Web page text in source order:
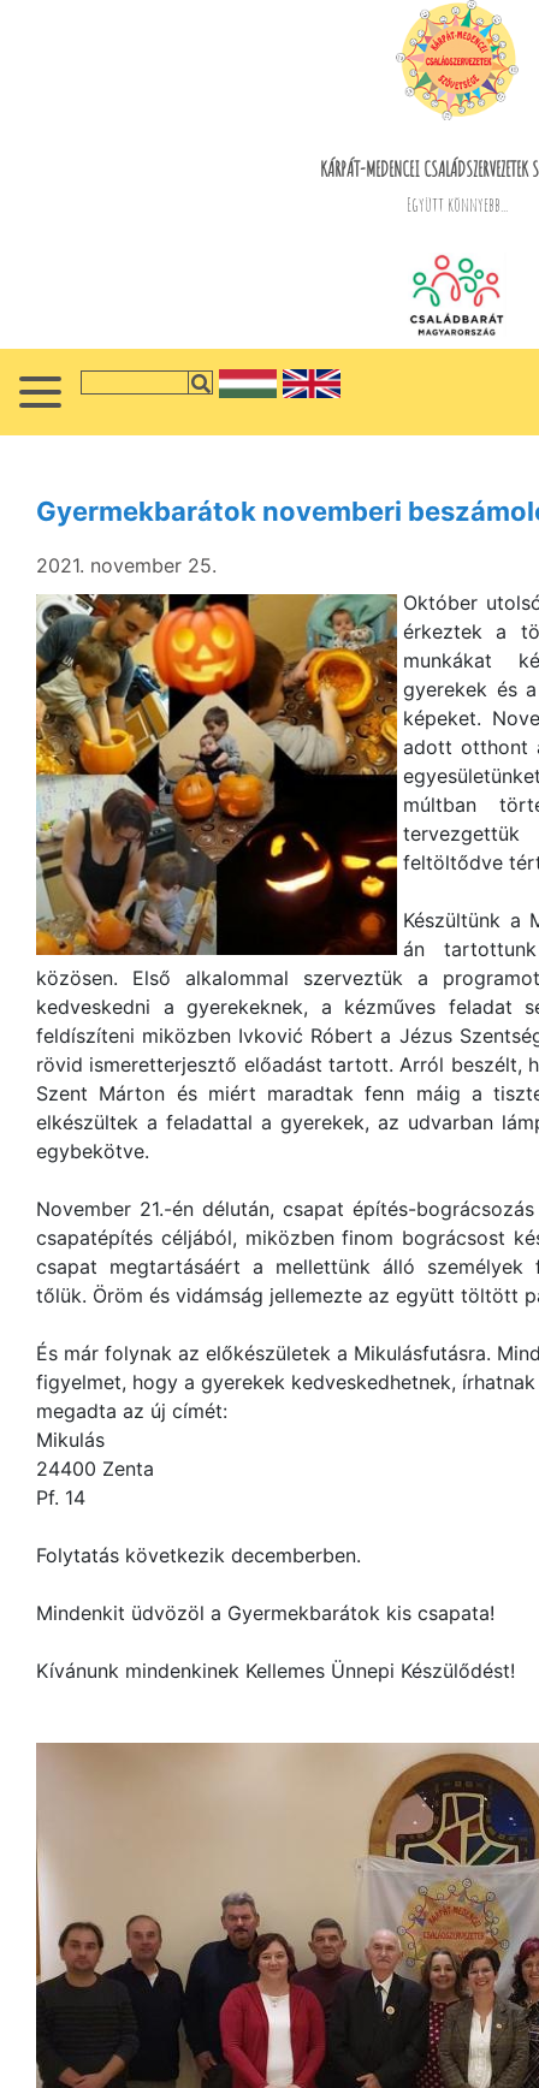
KÁRPÁT-MEDENCEI CSALÁDSZERVEZETEK
Együtt könnyebb...
Gyermekbarátok novemberi
2021. november 25.
Október
érkeztek a
munkákat
gyerekek és
képeket.
adott otthont
múltban
feltöltődve
Készültünk a
án
közösen. Első alkalommal szerveztük a
kedveskedni a gyerekeknek, a kézműves feladat
feldíszíteni miközben Ivković Róbert a Jézus
rövid ismeretterjesztő előadást tartott. Arról beszélt,
Szent Márton és miért maradtak fenn máig a
elkészültek a feladattal a gyerekek, az udvarban
egybekötve.
November 21.-én délután, csapat építés-
csapatépítés céljából, miközben finom bográcsost
csapat megtartásáért a mellettünk álló személyek
tőlük. Öröm és vidámság jellemezte az együtt töltött
És már folynak az előkészületek a Mikulásfutásra.
figyelmet, hogy a gyerekek kedveskedhetnek,
megadta az új címét:
Mikulás
24400 Zenta
Pf. 14
Folytatás következik decemberben.
Mindenkit üdvözöl a Gyermekbarátok kis csapata!
Kívánunk mindenkinek Kellemes Ünnepi Készülődést!